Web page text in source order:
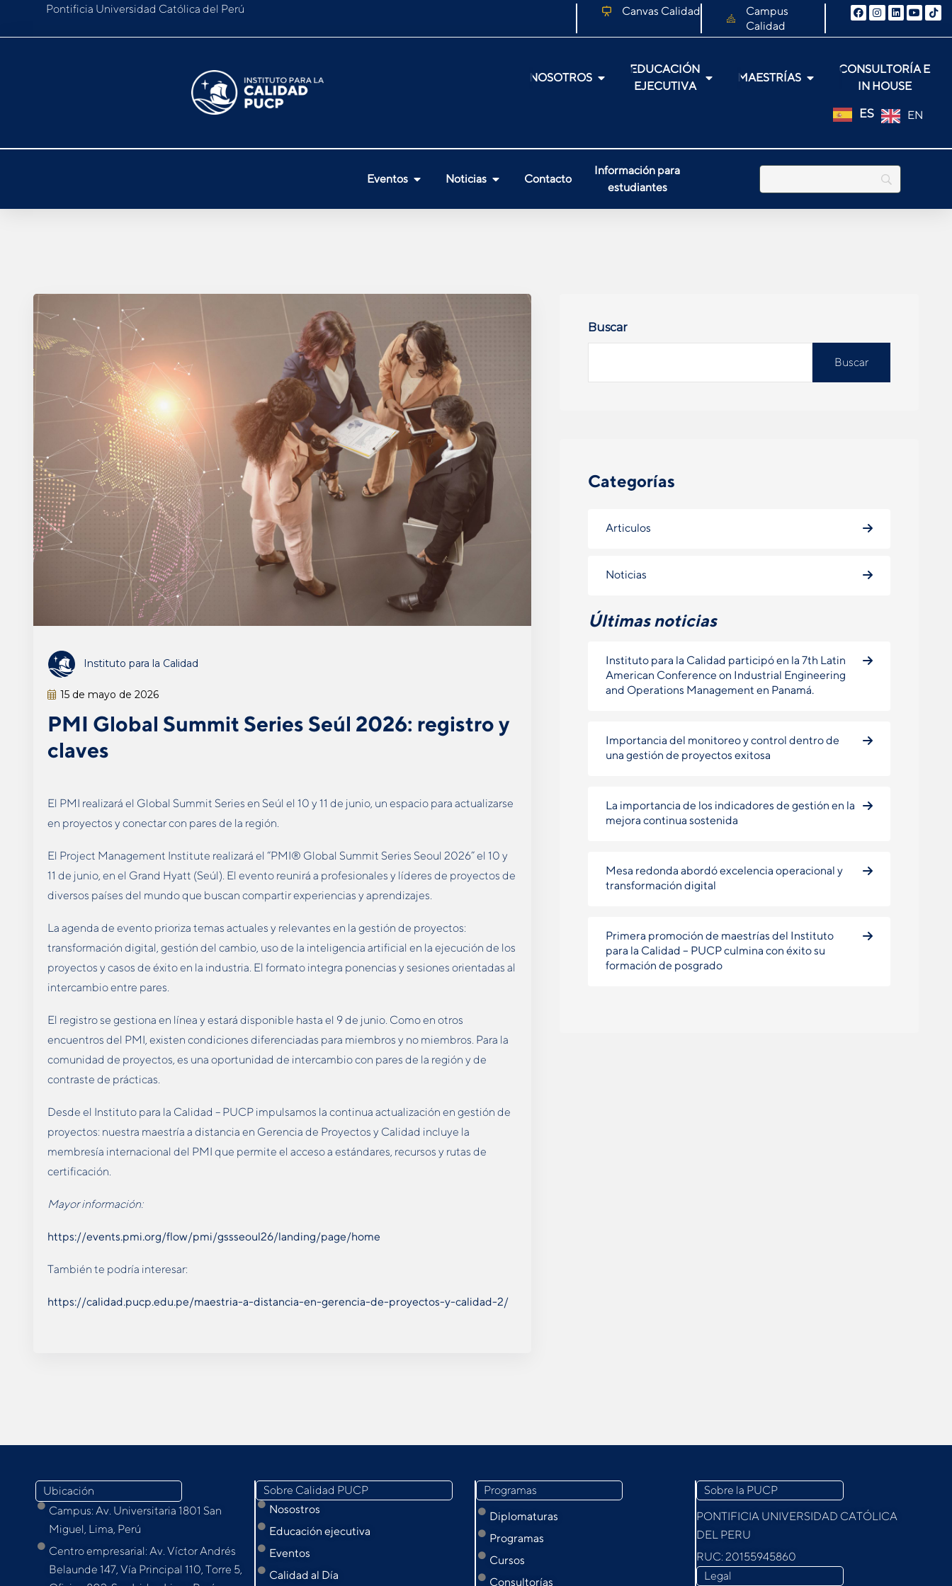
Pontificia Universidad Católica del Perú Canvas Calidad
Campus
Calidad
NOSOTROS
EDUCACIÓN
EJECUTIVA
MAESTRÍAS
CONSULTORÍA E
IN HOUSE
ES EN
Eventos Noticias Contacto
Información para
estudiantes
Instituto para la Calidad
15 de mayo de 2026
PMI Global Summit Series Seúl 2026: registro y
claves
El PMI realizará el Global Summit Series en Seúl el 10 y 11 de junio, un espacio para actualizarse
en proyectos y conectar con pares de la región.
El Project Management Institute realizará el “PMI® Global Summit Series Seoul 2026” el 10 y
11 de junio, en el Grand Hyatt (Seúl). El evento reunirá a profesionales y líderes de proyectos de
diversos países del mundo que buscan compartir experiencias y aprendizajes.
La agenda de evento prioriza temas actuales y relevantes en la gestión de proyectos:
transformación digital, gestión del cambio, uso de la inteligencia artificial en la ejecución de los
proyectos y casos de éxito en la industria. El formato integra ponencias y sesiones orientadas al
intercambio entre pares.
El registro se gestiona en línea y estará disponible hasta el 9 de junio. Como en otros
encuentros del PMI, existen condiciones diferenciadas para miembros y no miembros. Para la
comunidad de proyectos, es una oportunidad de intercambio con pares de la región y de
contraste de prácticas.
Desde el Instituto para la Calidad – PUCP impulsamos la continua actualización en gestión de
proyectos: nuestra maestría a distancia en Gerencia de Proyectos y Calidad incluye la
membresía internacional del PMI que permite el acceso a estándares, recursos y rutas de
certificación.
Mayor información:
https://events.pmi.org/flow/pmi/gssseoul26/landing/page/home
También te podría interesar:
https://calidad.pucp.edu.pe/maestria-a-distancia-en-gerencia-de-proyectos-y-calidad-2/
Buscar
Buscar
Categorías
Articulos
Noticias
Últimas noticias
Instituto para la Calidad participó en la 7th Latin
American Conference on Industrial Engineering
and Operations Management en Panamá.
Importancia del monitoreo y control dentro de
una gestión de proyectos exitosa
La importancia de los indicadores de gestión en la
mejora continua sostenida
Mesa redonda abordó excelencia operacional y
transformación digital
Primera promoción de maestrías del Instituto
para la Calidad – PUCP culmina con éxito su
formación de posgrado
Ubicación
Campus: Av. Universitaria 1801 San
Miguel, Lima, Perú
Centro empresarial: Av. Víctor Andrés
Belaunde 147, Vía Principal 110, Torre 5,
Sobre Calidad PUCP
Nosostros
Educación ejecutiva
Eventos
Calidad al Día
Programas
Diplomaturas
Programas
Cursos
Consultorías
Sobre la PUCP
PONTIFICIA UNIVERSIDAD CATÓLICA
DEL PERU
RUC: 20155945860
Legal